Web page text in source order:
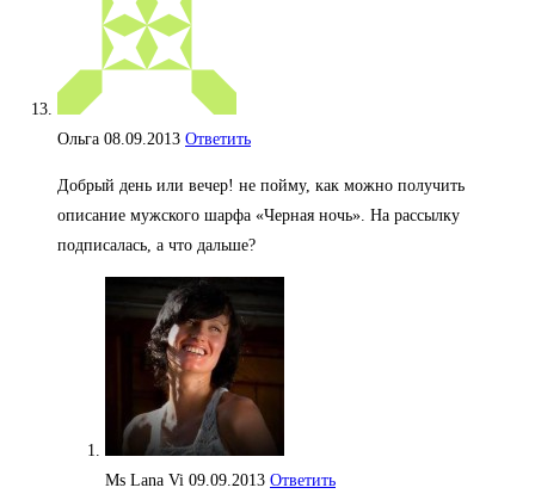
Ольга 08.09.2013 Ответить
Добрый день или вечер! не пойму, как можно получить
описание мужского шарфа «Черная ночь». На рассылку
подписалась, а что дальше?
Ms Lana Vi 09.09.2013 Ответить